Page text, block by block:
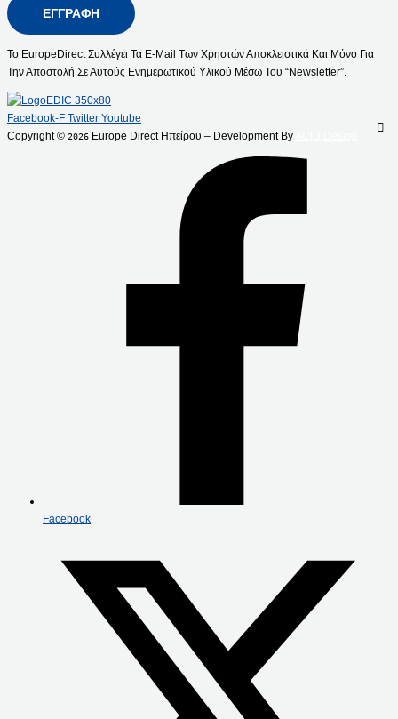
ΕΓΓΡΑΦΉ
Το EuropeDirect Συλλέγει Τα E-Mail Των Χρηστών Αποκλειστικά Και Μόνο Για
Την Αποστολή Σε Αυτούς Ενημερωτικού Υλικού Μέσω Του “Newsletter”.
Facebook-F Twitter Youtube
Copyright © 2026 Europe Direct Ηπείρου – Development By
Facebook